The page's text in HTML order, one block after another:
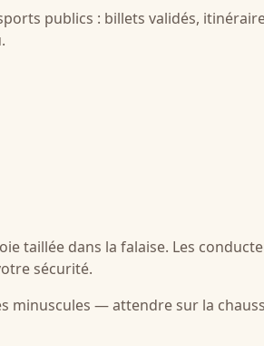
publics : billets validés,
taillée dans la falaise. Les
sécurité.
minuscules — attendre sur la